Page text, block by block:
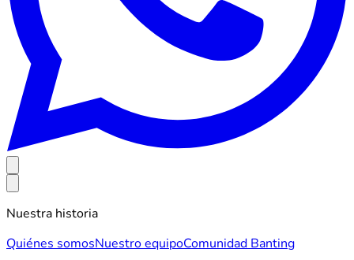
Nuestra historia
Quiénes somosNuestro equipoComunidad Banting